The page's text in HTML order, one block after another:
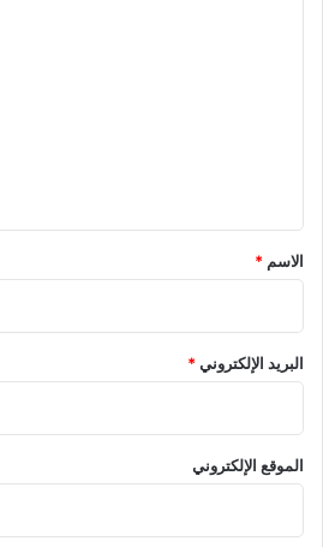
*
الاسم *
البريد الإلكتروني*
الموقع الإلكتروني